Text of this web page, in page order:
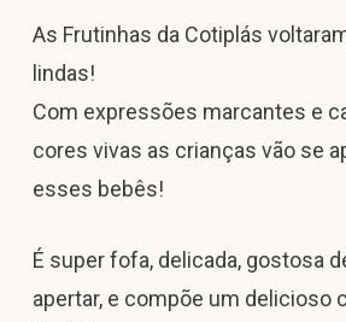
As Frutinhas da Cotiplás
lindas!
Com expressões marcantes e
cores vivas as crianças vão se
esses bebês!
É super fofa, delicada, gostosa
apertar, e compõe um delicioso